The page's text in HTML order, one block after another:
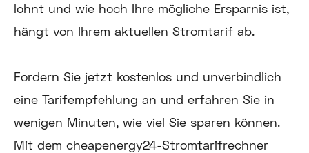
lohnt und wie hoch Ihre mögliche Ersparnis ist,
hängt von Ihrem aktuellen Stromtarif ab.
Fordern Sie jetzt kostenlos und unverbindlich
eine Tarifempfehlung an und erfahren Sie in
wenigen Minuten, wie viel Sie sparen können.
Mit dem cheapenergy24-Stromtarifrechner